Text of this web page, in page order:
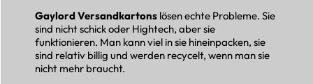
Gaylord Versandkartons lösen echte Probleme. Sie
sind nicht schick oder Hightech, aber sie
funktionieren. Man kann viel in sie hineinpacken, sie
sind relativ billig und werden recycelt, wenn man sie
nicht mehr braucht.